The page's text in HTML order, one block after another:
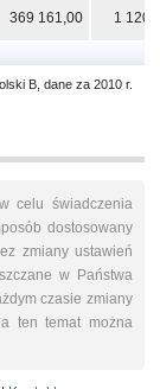
369 161,00 1 120
B, dane za 2010 r.
celu świadczenia
dostosowany
zmiany ustawień
w Państwa
czasie zmiany
ten temat można